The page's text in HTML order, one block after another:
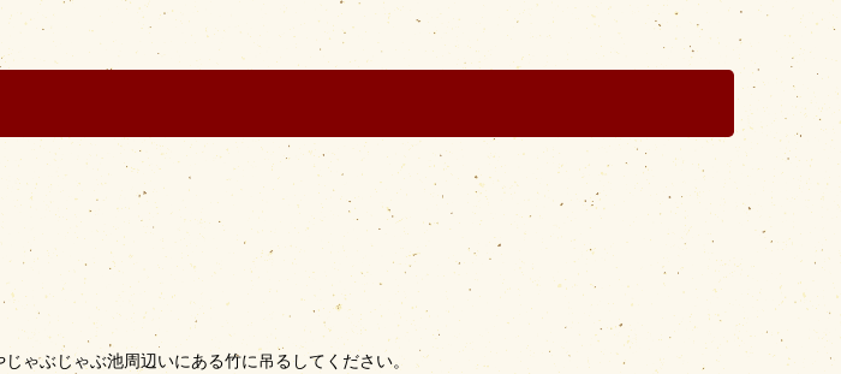
ゃぶじゃぶ池周辺いにある竹に吊るしてください。